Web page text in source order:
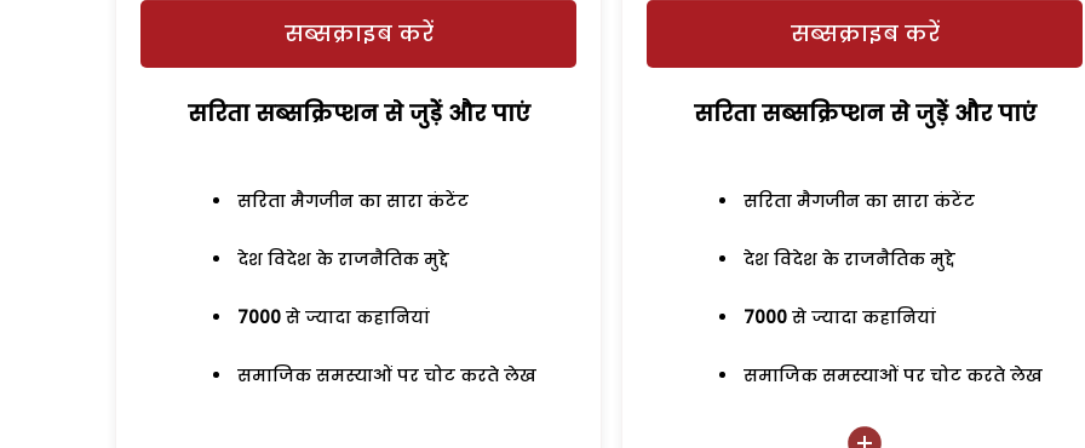
सब्सक्राइब करें
सरिता सब्सक्रिप्शन से जुड़ेें और पाएं
सरिता मैगजीन का सारा कंटेंट
देश विदेश के राजनैतिक मुद्दे
7000 से ज्यादा कहानियां
समाजिक समस्याओं पर चोट करते लेख
सब्सक्राइब करें
सरिता सब्सक्रिप्शन से जुड़ेें और पाएं
सरिता मैगजीन का सारा कंटेंट
देश विदेश के राजनैतिक मुद्दे
7000 से ज्यादा कहानियां
समाजिक समस्याओं पर चोट करते लेख